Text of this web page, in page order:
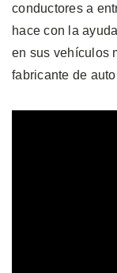
conductores a
hace con la
en sus vehículos
fabricante de